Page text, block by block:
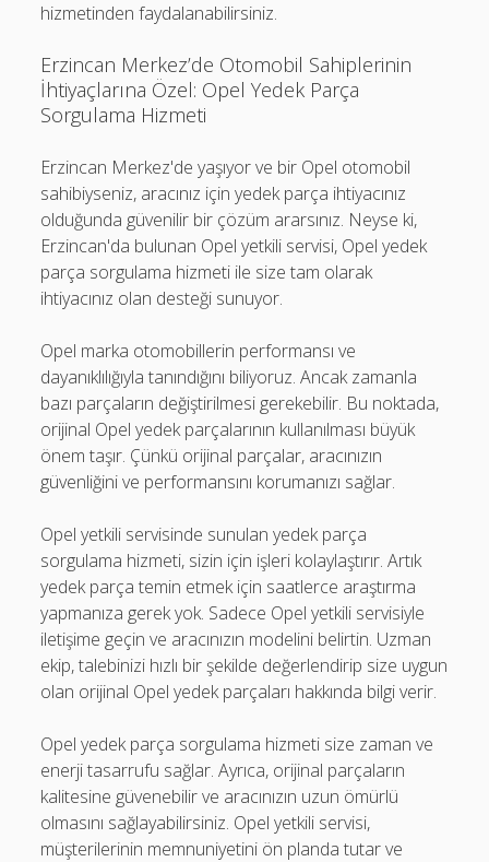
hizmetinden faydalanabilirsiniz.
Erzincan Merkez’de Otomobil Sahiplerinin
İhtiyaçlarına Özel: Opel Yedek Parça
Sorgulama Hizmeti
Erzincan Merkez'de yaşıyor ve bir Opel otomobil
sahibiyseniz, aracınız için yedek parça ihtiyacınız
olduğunda güvenilir bir çözüm ararsınız. Neyse ki,
Erzincan'da bulunan Opel yetkili servisi, Opel yedek
parça sorgulama hizmeti ile size tam olarak
ihtiyacınız olan desteği sunuyor.
Opel marka otomobillerin performansı ve
dayanıklılığıyla tanındığını biliyoruz. Ancak zamanla
bazı parçaların değiştirilmesi gerekebilir. Bu noktada,
orijinal Opel yedek parçalarının kullanılması büyük
önem taşır. Çünkü orijinal parçalar, aracınızın
güvenliğini ve performansını korumanızı sağlar.
Opel yetkili servisinde sunulan yedek parça
sorgulama hizmeti, sizin için işleri kolaylaştırır. Artık
yedek parça temin etmek için saatlerce araştırma
yapmanıza gerek yok. Sadece Opel yetkili servisiyle
iletişime geçin ve aracınızın modelini belirtin. Uzman
ekip, talebinizi hızlı bir şekilde değerlendirip size uygun
olan orijinal Opel yedek parçaları hakkında bilgi verir.
Opel yedek parça sorgulama hizmeti size zaman ve
enerji tasarrufu sağlar. Ayrıca, orijinal parçaların
kalitesine güvenebilir ve aracınızın uzun ömürlü
olmasını sağlayabilirsiniz. Opel yetkili servisi,
müşterilerinin memnuniyetini ön planda tutar ve